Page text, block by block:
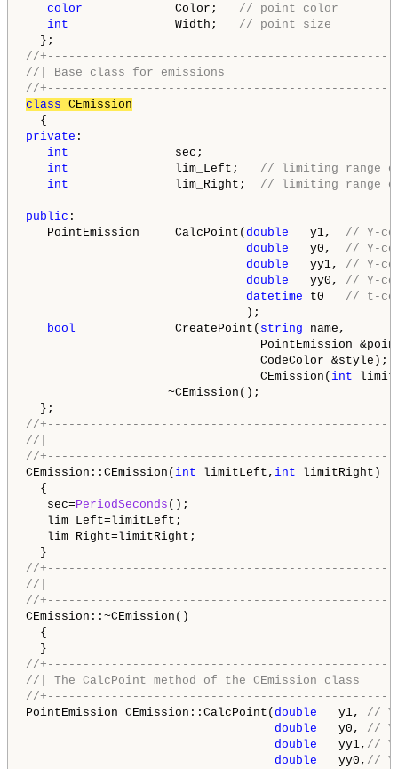
color Color; // point color
int Width; // point size
//
//| Base class for emissions
//
class CEmission
private :
int sec;
int lim_Left; // limiting range
int lim_Right; // limiting range
public :
PointEmission     CalcPoint( double y1, // Y-
double y0, // Y-
double yy1, // Y-
double yy0, // Y-
datetime t0 // t-
);
bool CreatePoint( string
PointEmission
CodeColor
                                 CEmission(
int
~CEmission();
//
//|
//
CEmission::CEmission( int limitLeft, int limitRight)
{
sec=PeriodSeconds ();
lim_Left=limitLeft;
lim_Right=limitRight;
//
//|
//
CEmission::~CEmission()
{
//
//| The CalcPoint method of the CEmission class
//
PointEmission CEmission::CalcPoint( double y1, //
double y0, //
double yy1, //
double yy0, //